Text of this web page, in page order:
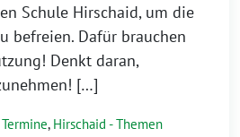
Schule Hirschaid, um die
befreien. Dafür brauchen
Denkt daran,
[…]
, Hirschaid - Themen